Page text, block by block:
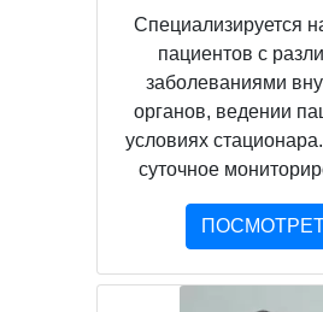
Специализируется
пациентов с
заболеваниями
органов, ведении
условиях
суточное